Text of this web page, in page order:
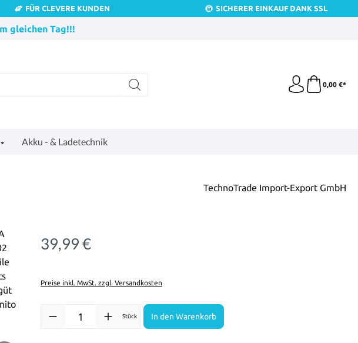
FÜR CLEVERE KUNDEN SICHERER EINKAUF DANK SSL
gleichen Tag!!!
0,00 €*
Akku - & Ladetechnik
TechnoTrade Import-Export GmbH
Regulärer Preis:
39,99 €
Preise inkl. MwSt. zzgl. Versandkosten
Produkt Anzahl: Gib den gewünschten Wert ein oder benutze die
Stück In den Warenkorb